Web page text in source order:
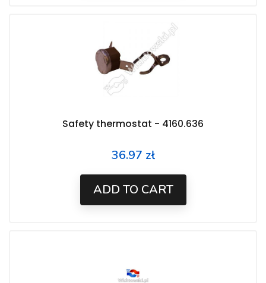
Safety thermostat - 4160.636
Price
36.97 zł
ADD TO CART